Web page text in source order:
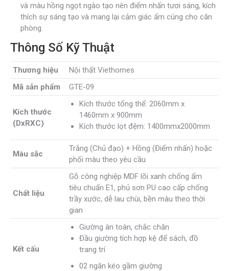
và màu hồng ngọt ngào tạo nên điểm nhấn tươi sáng, kích
thích sự sáng tạo và mang lại cảm giác ấm cúng cho căn
phòng.
Thông Số Kỹ Thuật
Thương hiệu
Nội thất Viethomes
Mã sản phẩm
GTE-09
Kích thước
(DxRXC)
Kích thước tổng thể: 2060mm x
1460mm x 900mm
Kích thước lọt đệm: 1400mmx2000mm
Màu sắc
Trắng (Chủ đạo) + Hồng (Điểm nhấn) hoặc
phối màu theo yêu cầu
Chất liệu
Gỗ công nghiệp MDF lõi xanh chống ẩm
tiêu chuẩn E1, phủ sơn PU cao cấp chống
trầy xước, dễ lau chùi, bền màu theo thời
gian
Kết cấu
Giường àn toàn, chắc chăn
Đầu giường tích hợp kệ để sách, đồ
trang trí
02 ngăn kéo gầm giường